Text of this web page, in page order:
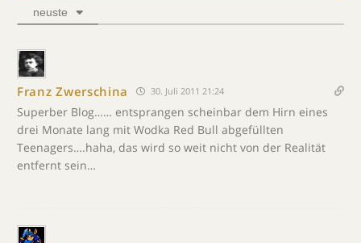
neuste
Franz Zwerschina 30. Juli 2011 21:24
Superber Blog…… entsprangen scheinbar dem Hirn eines
drei Monate lang mit Wodka Red Bull abgefüllten
Teenagers….haha, das wird so weit nicht von der Realität
entfernt sein…